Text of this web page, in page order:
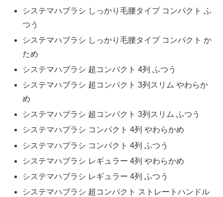
システマハブラシ しっかり毛腰タイプ コンパクト ふ
つう
システマハブラシ しっかり毛腰タイプ コンパクト か
ため
システマハブラシ 超コンパクト 4列 ふつう
システマハブラシ 超コンパクト 3列スリム やわらか
め
システマハブラシ 超コンパクト 3列スリム ふつう
システマハブラシ コンパクト 4列 やわらかめ
システマハブラシ コンパクト 4列 ふつう
システマハブラシ レギュラー 4列 やわらかめ
システマハブラシ レギュラー 4列 ふつう
システマハブラシ 超コンパクト ストレートハンドル